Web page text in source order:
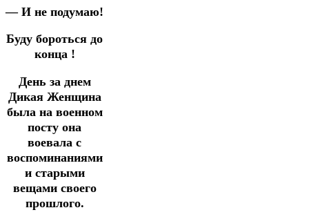
— И не подумаю!
Буду бороться до
конца !
День за днем
Дикая Женщина
была на военном
посту она
воевала с
воспоминаниями
и старыми
вещами своего
прошлого.